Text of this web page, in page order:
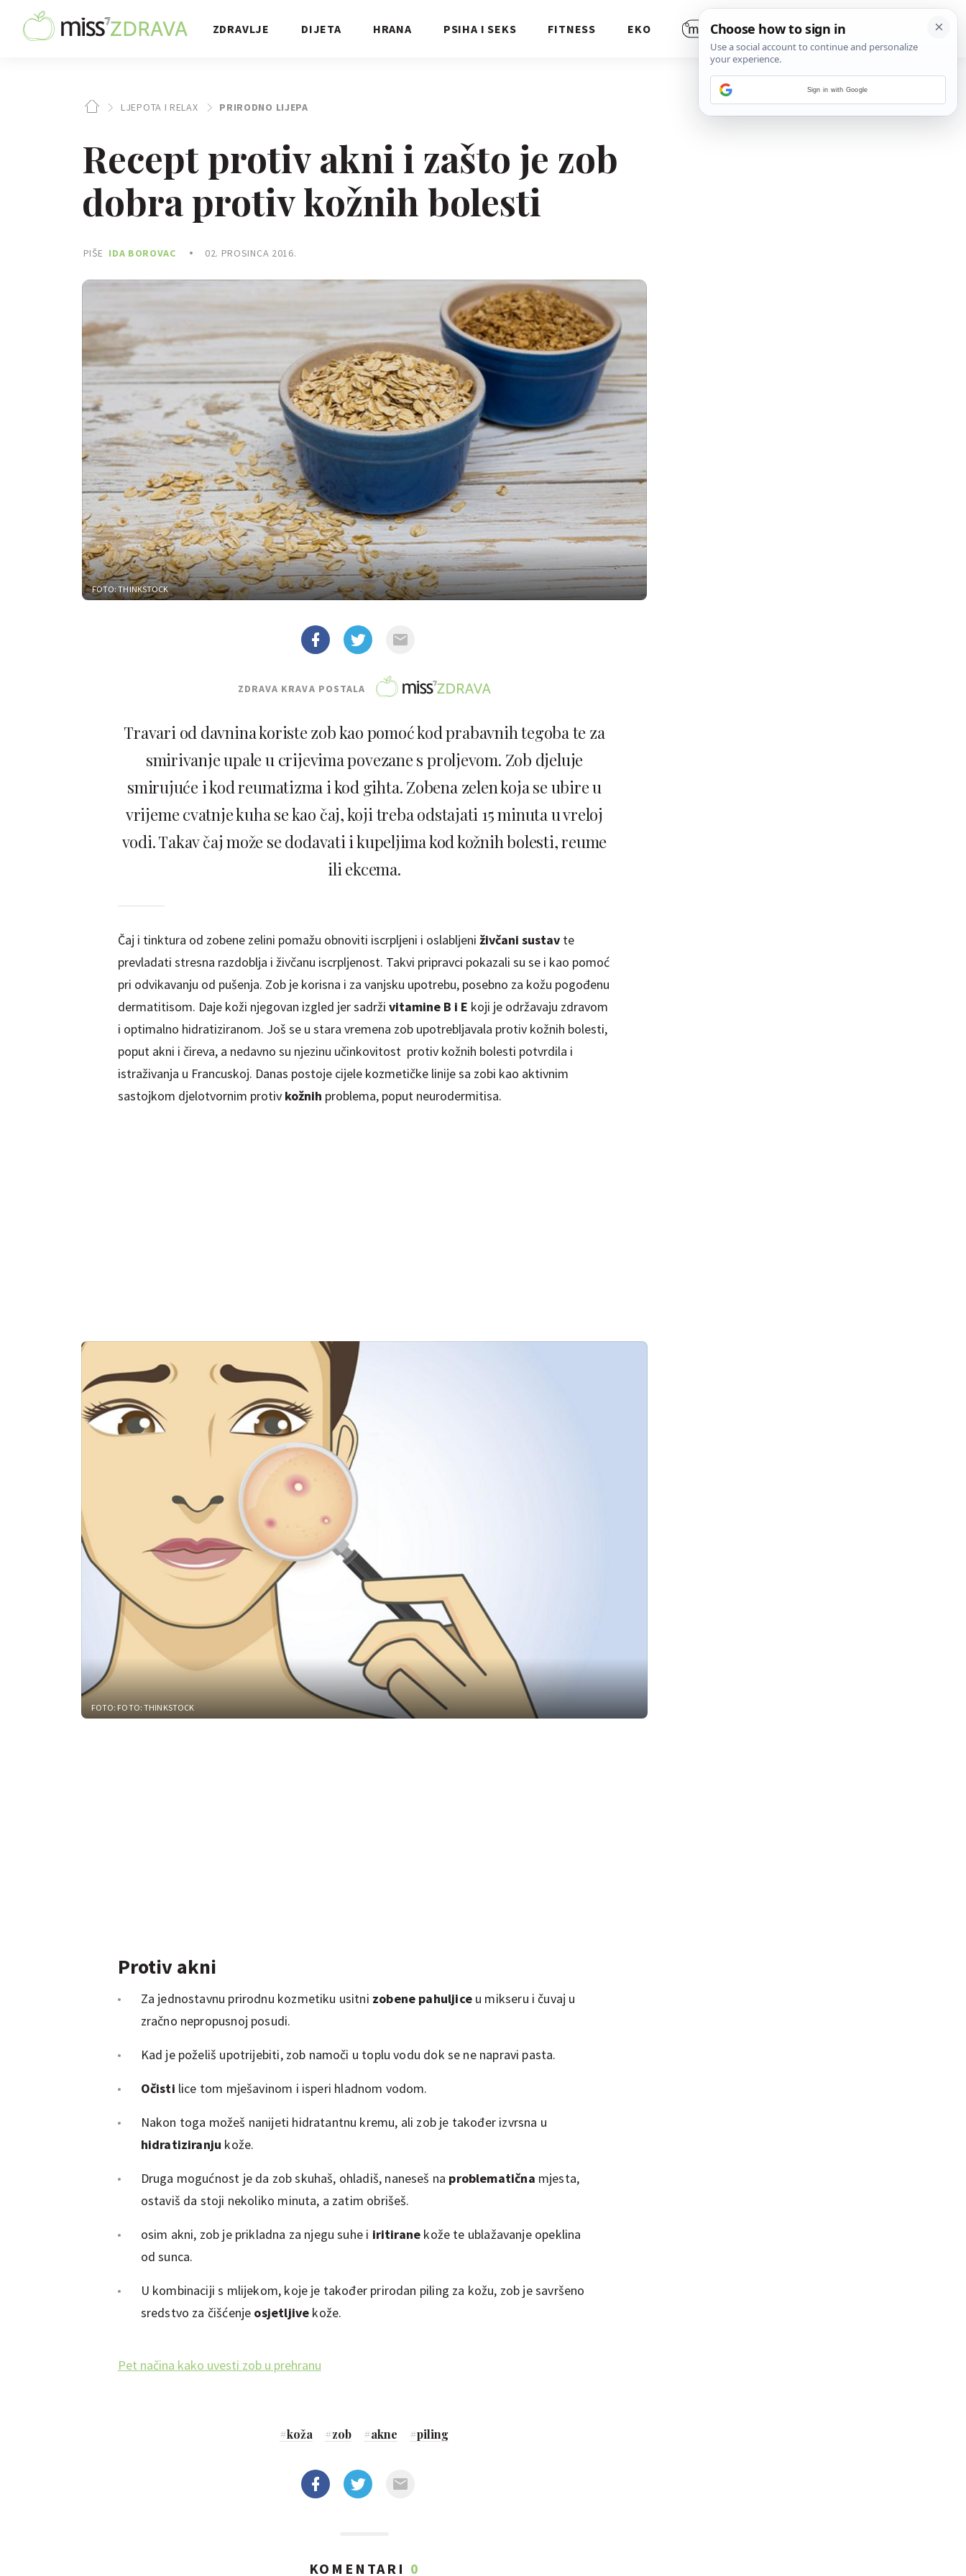
ZDRAVLJE DIJETA HRANA PSIHA I SEKS FITNESS EKO
LJEPOTA I RELAX PRIRODNO LIJEPA
Recept protiv akni i zašto je zob
dobra protiv kožnih bolesti
PIŠE IDA BOROVAC 02. PROSINCA 2016.
FOTO: THINKSTOCK
ZDRAVA KRAVA POSTALA
Travari od davnina koriste zob kao pomoć kod prabavnih tegoba te za
smirivanje upale u crijevima povezane s proljevom. Zob djeluje
smirujuće i kod reumatizma i kod gihta. Zobena zelen koja se ubire u
vrijeme cvatnje kuha se kao čaj, koji treba odstajati 15 minuta u vreloj
vodi. Takav čaj može se dodavati i kupeljima kod kožnih bolesti, reume
ili ekcema.
Čaj i tinktura od zobene zelini pomažu obnoviti iscrpljeni i oslabljeni živčani sustavte
prevladati stresna razdoblja i živčanu iscrpljenost. Takvi pripravci pokazali su se i kao pomoć
pri odvikavanju od pušenja. Zob je korisna i za vanjsku upotrebu, posebno za kožu pogođenu
dermatitisom. Daje koži njegovan izgled jer sadrži vitamine B i E koji je održavaju zdravom
i optimalno hidratiziranom. Još se u stara vremena zob upotrebljavala protiv kožnih bolesti,
poput akni i čireva, a nedavno su njezinu učinkovitost protiv kožnih bolesti potvrdila i
istraživanja u Francuskoj. Danas postoje cijele kozmetičke linije sa zobi kao aktivnim
sastojkom djelotvornim protiv kožnih problema, poput neurodermitisa.
FOTO: FOTO: THINKSTOCK
Protiv akni
Za jednostavnu prirodnu kozmetiku usitni zobene pahuljiceu mikseru i čuvaj u
zračno nepropusnoj posudi.
Kad je poželiš upotrijebiti, zob namoči u toplu vodu dok se ne napravi pasta.
Očisti lice tom mješavinom i isperi hladnom vodom.
Nakon toga možeš nanijeti hidratantnu kremu, ali zob je također izvrsna u
hidratiziranju kože.
Druga mogućnost je da zob skuhaš, ohladiš, naneseš na problematična mjesta,
ostaviš da stoji nekoliko minuta, a zatim obrišeš.
osim akni, zob je prikladna za njegu suhe i iritirane kože te ublažavanje opeklina
od sunca.
U kombinaciji s mlijekom, koje je također prirodan piling za kožu, zob je savršeno
sredstvo za čišćenje osjetljive kože.
Pet načina kako uvesti zob u prehranu
#koža #zob #akne #piling
KOMENTARI 0
Sign in with Google